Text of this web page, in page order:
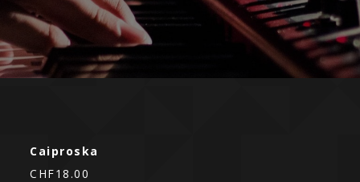
Caiproska
CHF18.00